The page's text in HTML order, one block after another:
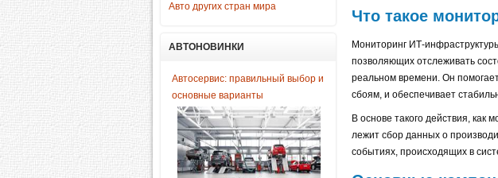
Авто других стран мира
АВТОНОВИНКИ
Автосервис: правильный выбор и
основные варианты
Что такое
Мониторинг ИТ-
позволяющих отслеживать
реальном времени. Он
сбоям, и обеспечивает
В основе такого действия, как
лежит сбор данных о
событиях, происходящих в